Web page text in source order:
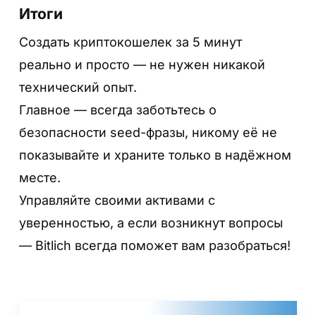
читайте
порядке, например: 2 — visit / 5 — same / 9
Шаг 8. Кошелек готов!
Вы попадаете на главный экран. Здесь
баланс, отправлять и получать монеты.
Итоги
Создать криптокошелек за 5 минут
реально и просто — не нужен никакой
технический опыт.
Главное — всегда заботьтесь о
безопасности seed-фразы, никому её не
показывайте и храните только в надёжном
месте.
Управляйте своими активами с
уверенностью, а если возникнут вопросы
— Bitlich всегда поможет вам разобраться!